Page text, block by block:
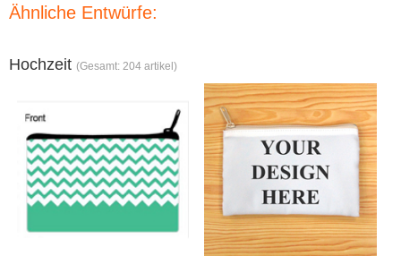
Ähnliche Entwürfe:
Hochzeit (Gesamt: 204 artikel)